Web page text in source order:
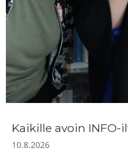
Kaikille avoin INFO-
10.8.2026